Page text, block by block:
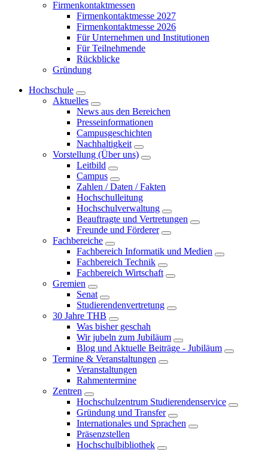
Firmenkontaktmessen
Firmenkontaktmesse 2027
Firmenkontaktmesse 2026
Für Unternehmen und Institutionen
Für Teilnehmende
Rückblicke
Gründung
Hochschule
Aktuelles
News aus den Bereichen
Presseinformationen
Campusgeschichten
Nachhaltigkeit
Vorstellung (Über uns)
Leitbild
Campus
Zahlen / Daten / Fakten
Hochschulleitung
Hochschulverwaltung
Beauftragte und Vertretungen
Freunde und Förderer
Fachbereiche
Fachbereich Informatik und Medien
Fachbereich Technik
Fachbereich Wirtschaft
Gremien
Senat
Studierendenvertretung
30 Jahre THB
Was bisher geschah
Wir jubeln zum Jubiläum
Blog und Aktuelle Beiträge - Jubiläum
Termine & Veranstaltungen
Veranstaltungen
Rahmentermine
Zentren
Hochschulzentrum Studierendenservice
Gründung und Transfer
Internationales und Sprachen
Präsenzstellen
Hochschulbibliothek